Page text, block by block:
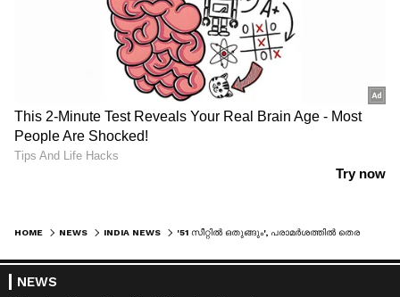
HOME NEWS INDIA NEWS '51 സീറ്റിൽ ഒതുങ്ങും', പരാമർശത്തിൽ തെരഞ്ഞെടുപ്പ് തന്ത്രജ്ഞൻ പ്രശാന്ത് കിഷോറിനെതിരെ പരാതി നൽകി വൈഎസ്ആ‌ർസിപി
NEWS